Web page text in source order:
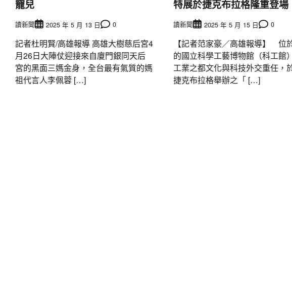
寵兒
讀新聞 2025 年 5 月 13 日 0
記者杜明賢/高雄報導 高雄大樹慈后宮4
月26日大陣仗迎接來自廈門銀同天后
宮的黑面三媽金身，全台最有氣質的媽
祖代言人李佩蓉 […]
特展於捷克布拉格隆重登場
讀新聞 2025 年 5 月 15 日 0
【記者范家豪／高雄報導】 位
的國立科學工藝博物館（科工館
工業之都文化與科技外交重任，
捷克布拉格舉辦之「 […]